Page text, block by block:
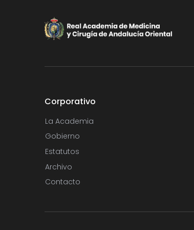
Corporativo
La Academia
Gobierno
Estatutos
Archivo
Contacto